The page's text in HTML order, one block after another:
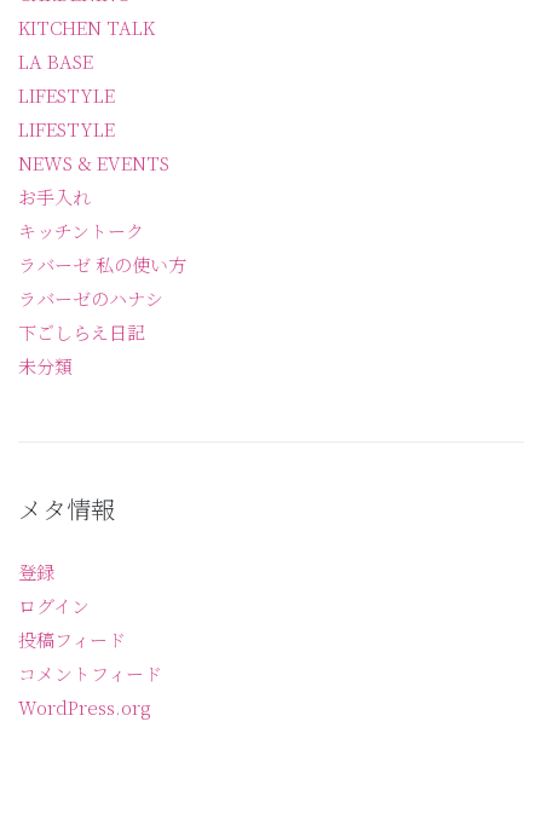
KITCHEN TALK
LA BASE
LIFESTYLE
LIFESTYLE
NEWS & EVENTS
お手入れ
キッチントーク
ラバーゼ 私の使い方
ラバーゼのハナシ
下ごしらえ日記
未分類
メタ情報
登録
ログイン
投稿フィード
コメントフィード
WordPress.org